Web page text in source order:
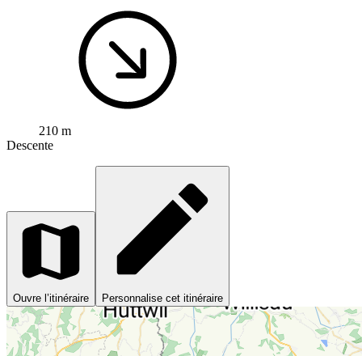
210 m
Descente
Ouvre l’itinéraire Personnalise cet itinéraire